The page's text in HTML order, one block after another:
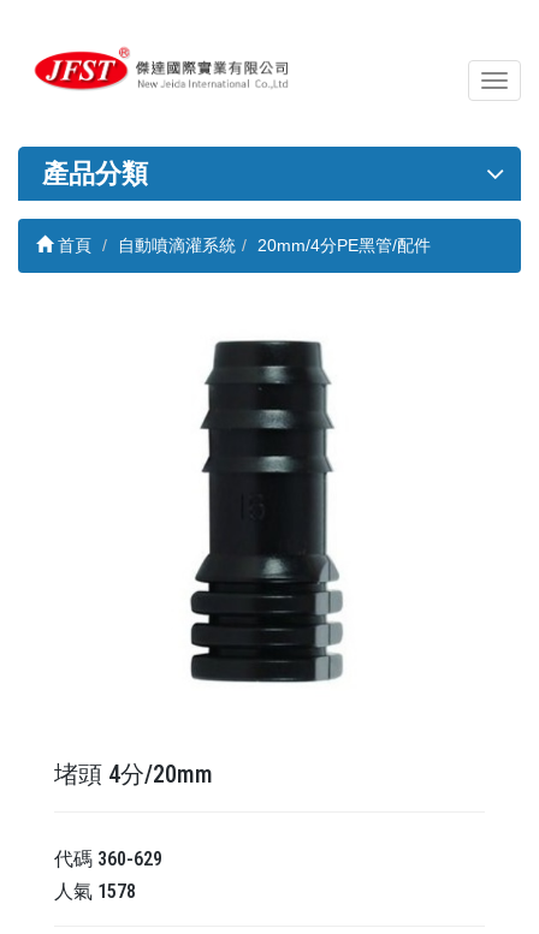
導
覽
關
產品分類
首頁 自動噴滴灌系統 20mm/4分PE黑管/配件
堵頭 4分/20mm
代碼 360-629
人氣 1578